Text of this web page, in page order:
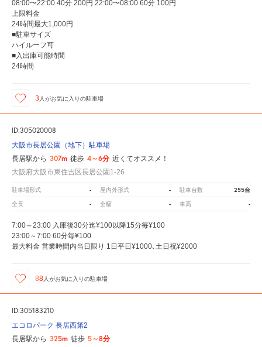
08:00〜22:00 40分 200円 22:00〜08:00 60分 100円
上限料金
24時間最大1,000円
■駐車サイズ
ハイルーフ可
■入出庫可能時間
24時間
3 人がお気に入りの駐車場
ID:305020008
大阪市長居公園（地下）駐車場
長居駅から 307m 徒歩 4～6分 近くてオススメ！
大阪府大阪市東住吉区長居公園1-26
駐車場形式 - 屋内外形式 - 駐車台数 255台
全長 - 全幅 - 車高 -
7:00～23:00 入庫後30分迄¥100以降15分毎¥100
23:00～7:00 60分毎¥100
最大料金 営業時間内当日限り 1日平日¥1000､土日祝¥2000
88 人がお気に入りの駐車場
ID:305183210
エコロパーク 長居西第2
長居駅から 325m 徒歩 5～8分